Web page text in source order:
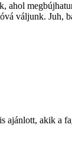
váljunk.
ajánlott, akik a